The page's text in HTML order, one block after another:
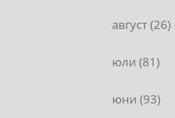
август (26)
юли (81)
юни (93)